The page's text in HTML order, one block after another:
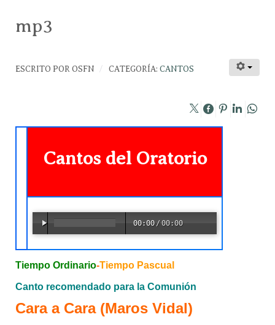
mp3
ESCRITO POR OSFN CATEGORÍA: CANTOS
Cantos del Oratorio
00:00 /00:00
Tiempo Ordinario-Tiempo Pascual
Canto recomendado para la Comunión
Cara a Cara (Maros Vidal)